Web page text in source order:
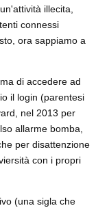
illecita,
connessi
ora sappiamo a
di accedere ad
il login (parentesi
nel 2013 per
allarme bomba,
per disattenzione
con i propri
(una sigla che